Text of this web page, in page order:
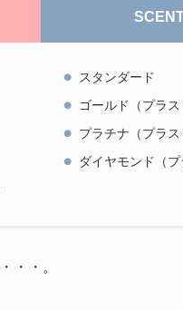
スタンダード
ゴールド（プラス
プラチナ（プラス
ダイヤモンド（プ
・・。